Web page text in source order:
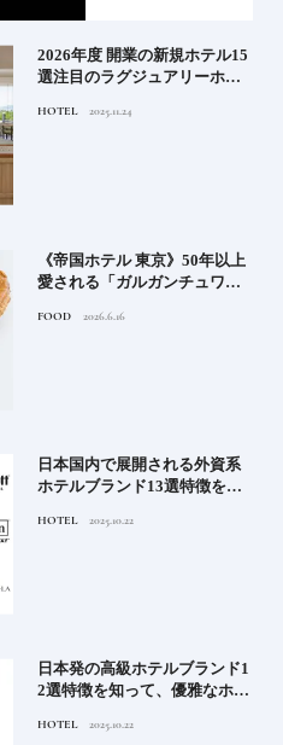
2026年度 開業の新規ホテル15
選注目のラグジュアリーホテ
ィホテルまでご紹介【前編】
HOTEL 2025.11.24
《帝国ホテル 東京》50年以上
愛される「ガルガンチュワ」
テルの美味しいスイーツ
FOOD 2026.6.16
日本国内で展開される外資系
ホテルブランド13選特徴を知
満喫｜ホテルブランド大解剖
HOTEL 2025.10.22
日本発の高級ホテルブランド1
2選特徴を知って、優雅なホテ
ンド大解剖①
HOTEL 2025.10.22